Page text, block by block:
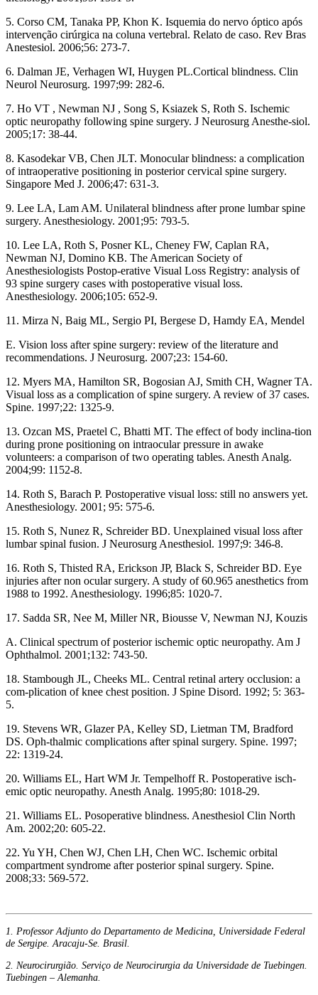
5. Corso CM, Tanaka PP, Khon K. Isquemia do nervo óptico após
intervenção cirúrgica na coluna vertebral. Relato de caso. Rev Bras
Anestesiol. 2006;56: 273-7.
6. Dalman JE, Verhagen WI, Huygen PL.Cortical blindness. Clin
Neurol Neurosurg. 1997;99: 282-6.
7. Ho VT , Newman NJ , Song S, Ksiazek S, Roth S. Ischemic
optic neuropathy following spine surgery. J Neurosurg Anesthe-siol.
2005;17: 38-44.
8. Kasodekar VB, Chen JLT. Monocular blindness: a complication
of intraoperative positioning in posterior cervical spine surgery.
Singapore Med J. 2006;47: 631-3.
9. Lee LA, Lam AM. Unilateral blindness after prone lumbar spine
surgery. Anesthesiology. 2001;95: 793-5.
10. Lee LA, Roth S, Posner KL, Cheney FW, Caplan RA,
Newman NJ, Domino KB. The American Society of
Anesthesiologists Postop-erative Visual Loss Registry: analysis of
93 spine surgery cases with postoperative visual loss.
Anesthesiology. 2006;105: 652-9.
11. Mirza N, Baig ML, Sergio PI, Bergese D, Hamdy EA, Mendel
E. Vision loss after spine surgery: review of the literature and
recommendations. J Neurosurg. 2007;23: 154-60.
12. Myers MA, Hamilton SR, Bogosian AJ, Smith CH, Wagner TA.
Visual loss as a complication of spine surgery. A review of 37 cases.
Spine. 1997;22: 1325-9.
13. Ozcan MS, Praetel C, Bhatti MT. The effect of body inclina-tion
during prone positioning on intraocular pressure in awake
volunteers: a comparison of two operating tables. Anesth Analg.
2004;99: 1152-8.
14. Roth S, Barach P. Postoperative visual loss: still no answers yet.
Anesthesiology. 2001; 95: 575-6.
15. Roth S, Nunez R, Schreider BD. Unexplained visual loss after
lumbar spinal fusion. J Neurosurg Anesthesiol. 1997;9: 346-8.
16. Roth S, Thisted RA, Erickson JP, Black S, Schreider BD. Eye
injuries after non ocular surgery. A study of 60.965 anesthetics from
1988 to 1992. Anesthesiology. 1996;85: 1020-7.
17. Sadda SR, Nee M, Miller NR, Biousse V, Newman NJ, Kouzis
A. Clinical spectrum of posterior ischemic optic neuropathy. Am J
Ophthalmol. 2001;132: 743-50.
18. Stambough JL, Cheeks ML. Central retinal artery occlusion: a
com-plication of knee chest position. J Spine Disord. 1992; 5: 363-
5.
19. Stevens WR, Glazer PA, Kelley SD, Lietman TM, Bradford
DS. Oph-thalmic complications after spinal surgery. Spine. 1997;
22: 1319-24.
20. Williams EL, Hart WM Jr. Tempelhoff R. Postoperative isch-
emic optic neuropathy. Anesth Analg. 1995;80: 1018-29.
21. Williams EL. Posoperative blindness. Anesthesiol Clin North
Am. 2002;20: 605-22.
22. Yu YH, Chen WJ, Chen LH, Chen WC. Ischemic orbital
compartment syndrome after posterior spinal surgery. Spine.
2008;33: 569-572.
1. Professor Adjunto do Departamento de Medicina, Universidade Federal
de Sergipe. Aracaju-Se. Brasil.
2. Neurocirurgião. Serviço de Neurocirurgia da Universidade de Tuebingen.
Tuebingen – Alemanha.